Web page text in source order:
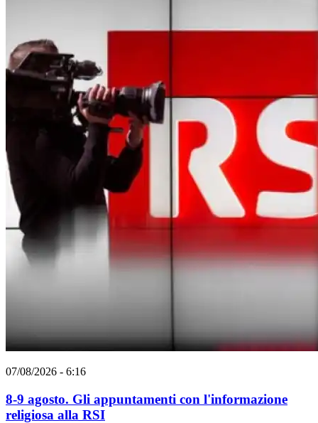
07/08/2026 - 6:16
8-9 agosto. Gli appuntamenti con l'informazione
religiosa alla RSI